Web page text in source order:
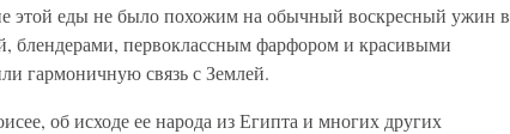
этой еды не было похожим на обычный воскресный ужин в
блендерами, первоклассным фарфором и красивыми
гармоничную связь с Землей.
об исходе ее народа из Египта и многих других